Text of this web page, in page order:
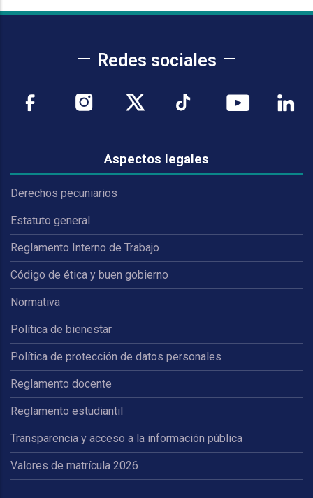
Redes sociales
Aspectos legales
Derechos pecuniarios
Estatuto general
Reglamento Interno de Trabajo
Código de ética y buen gobierno
Normativa
Política de bienestar
Política de protección de datos personales
Reglamento docente
Reglamento estudiantil
Transparencia y acceso a la información pública
Valores de matrícula 2026